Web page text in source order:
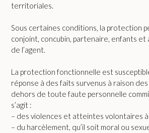
territoriales.
Sous certaines conditions, la protection
conjoint, concubin, partenaire, enfants
de l’agent.
La protection fonctionnelle est
réponse à des faits survenus à raison
dehors de toute faute personnelle
s’agit :
– des violences et atteintes volontaires à
– du harcèlement, qu’il soit moral ou